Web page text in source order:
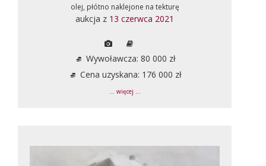
olej, płótno naklejone na tekturę
aukcja z 13 czerwca 2021
Wywoławcza: 80 000 zł
Cena uzyskana: 176 000 zł
... więcej ...